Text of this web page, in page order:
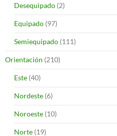
Desequipado (2)
Equipado (97)
Semiequipado (111)
Orientación (210)
Este (40)
Nordeste (6)
Noroeste (10)
Norte (19)